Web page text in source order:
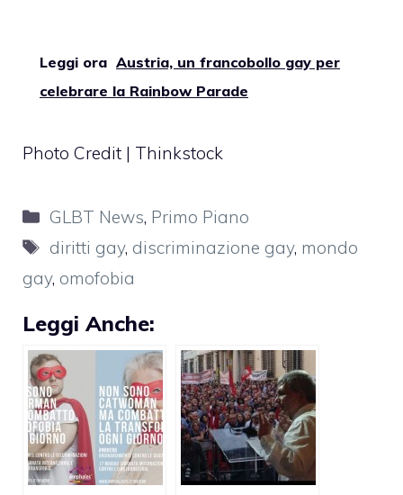
Leggi ora Austria, un francobollo gay per
celebrare la Rainbow Parade
Photo Credit | Thinkstock
Categorie
GLBT News, Primo Piano
Tag
diritti gay, discriminazione gay, mondo
gay, omofobia
Leggi Anche: